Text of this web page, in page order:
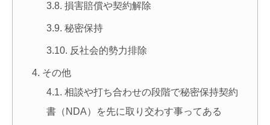
損害賠償や契約解除
秘密保持
反社会的勢力排除
その他
相談や打ち合わせの段階で秘密保持契約
書（NDA）を先に取り交わす事ってある